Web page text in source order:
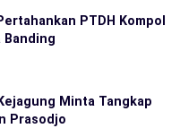
PTDH Kompol
Banding
Minta Tangkap
Prasodjo